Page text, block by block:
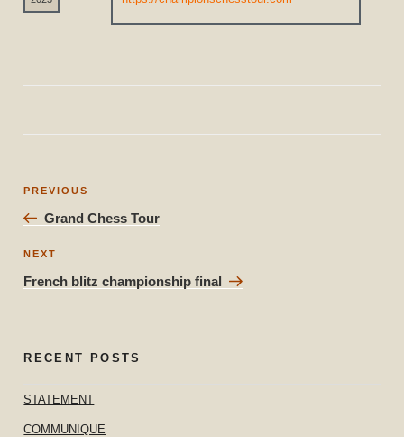
Post
Previous
PREVIOUS
Grand Chess Tour
Next
NEXT
French blitz championship final
RECENT POSTS
STATEMENT
COMMUNIQUE